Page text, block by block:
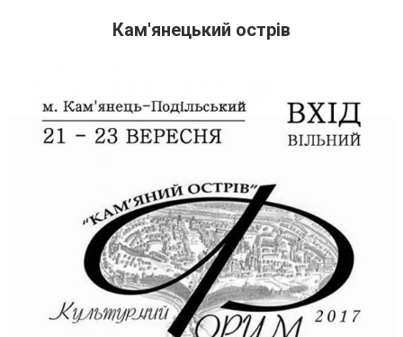
Кам'янецький острів